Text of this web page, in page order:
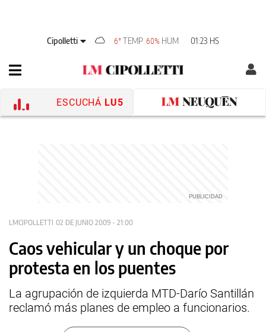
Cipolletti 6° TEMP 60% HUM 01:23 HS
ESCUCHÁ LU5
LMCIPOLLETTI 02 DE JUNIO 2009 - 21:00
Caos vehicular y un choque por
protesta en los puentes
La agrupación de izquierda MTD-Darío Santillán
reclamó más planes de empleo a funcionarios.